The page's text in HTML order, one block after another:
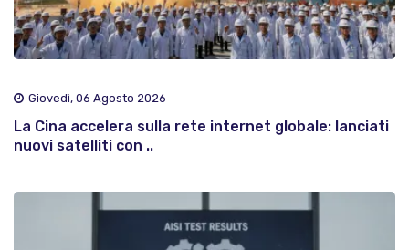
Giovedì, 06 Agosto 2026
La Cina accelera sulla rete internet globale: lanciati
nuovi satelliti con ..